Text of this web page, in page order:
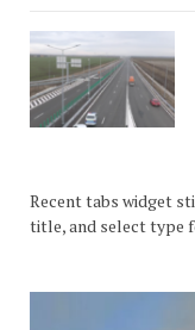
Recent tabs widget
title, and select type